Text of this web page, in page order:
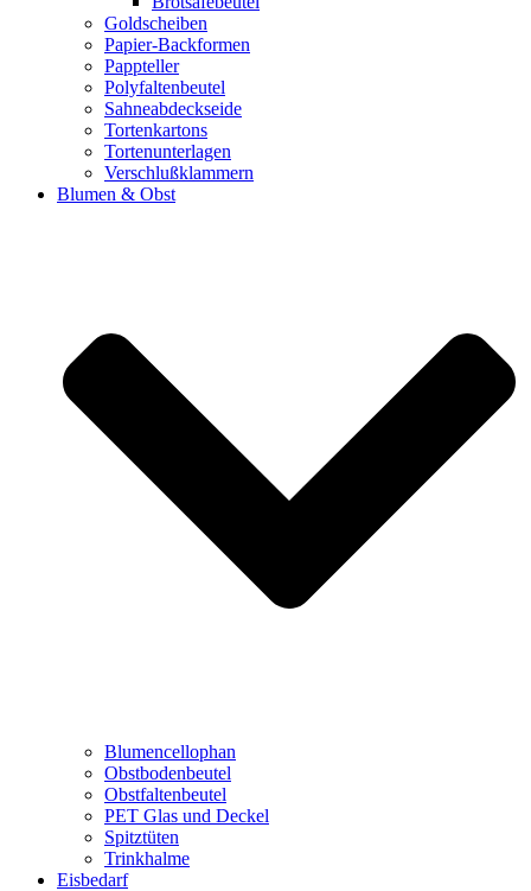
Goldscheiben
Papier-Backformen
Pappteller
Polyfaltenbeutel
Sahneabdeckseide
Tortenkartons
Tortenunterlagen
Verschlußklammern
Blumen & Obst
Blumencellophan
Obstbodenbeutel
Obstfaltenbeutel
PET Glas und Deckel
Spitztüten
Trinkhalme
Eisbedarf